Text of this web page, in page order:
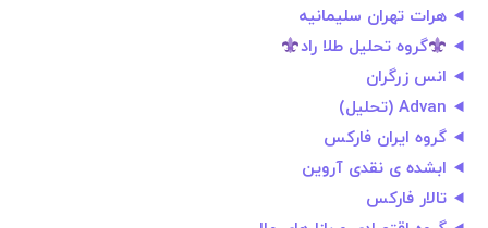
هرات تهران سلیمانیه
گروه تحلیل طلا راد
انس زرگران
Advan (تحلیل)
گروه ایران فارکس
ابشده ی نقدی آروین
تالار فارکس